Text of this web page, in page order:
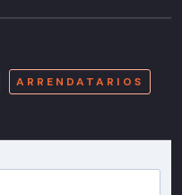
ARRENDATARIOS